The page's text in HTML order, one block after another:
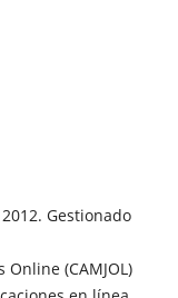
Gestionado
(CAMJOL)